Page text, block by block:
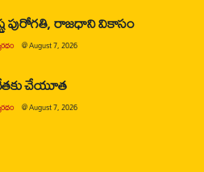
పురోగతి, రాజధాని వికాసం
@August 7, 2026
చేయూత
@August 7, 2026